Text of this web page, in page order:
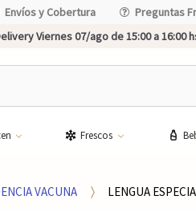
Envíos y Cobertura Preguntas
Viernes 07/ago de 15:00 a 16:00
Frescos
VACUNA LENGUA